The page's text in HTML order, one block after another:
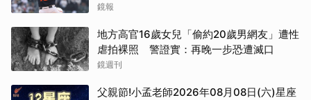
鏡報
地方高官16歲女兒「偷約20歲男網友」遭性
虐拍裸照 警證實：再晚一步恐遭滅口
鏡週刊
父親節!小孟老師2026年08月08日(六)星座